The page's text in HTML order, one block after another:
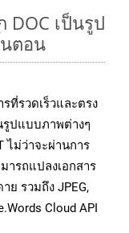
DOC เป็นรูป
ตอน
รที่รวดเร็วและตรง
รูปแบบภาพต่างๆ
ไม่ว่าจะผ่านการ
ารถแปลงเอกสาร
ย รวมถึง JPEG,
Cloud API